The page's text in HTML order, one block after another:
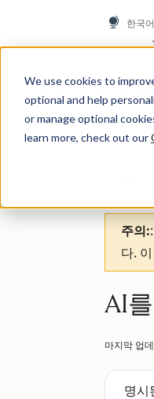
We use cookies to
optional and help
or manage optional
learn more, check out our
한국어
주의:
다.
AI
마지막 업
명시